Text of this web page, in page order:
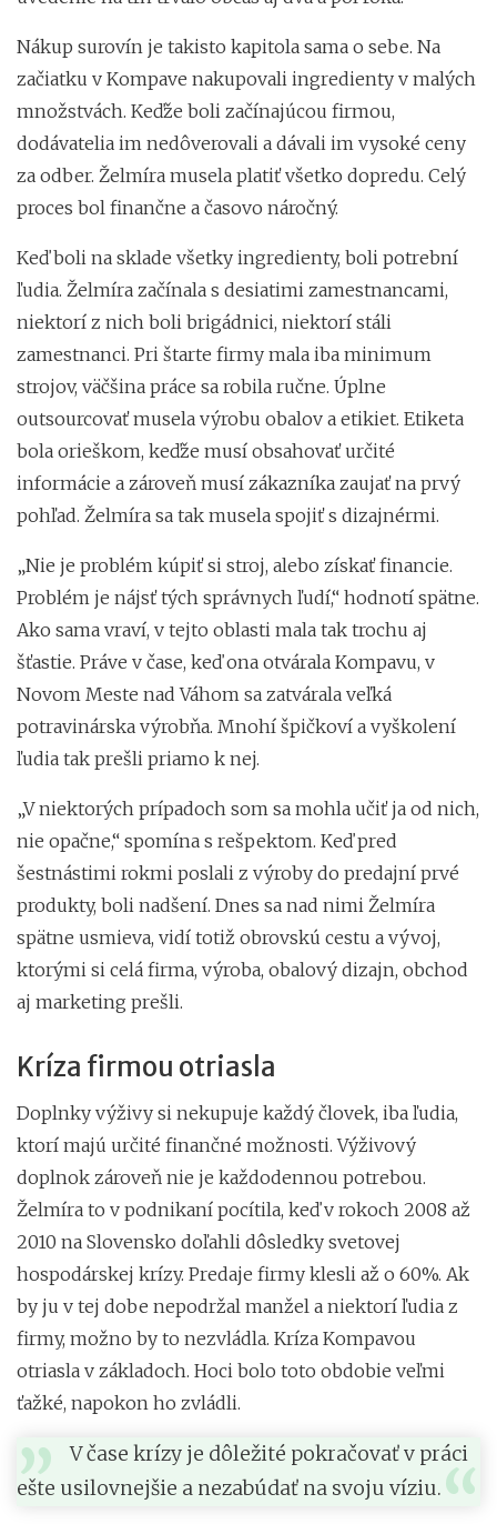
Nákup surovín je takisto kapitola sama o sebe. Na
začiatku v Kompave nakupovali ingredienty v malých
množstvách. Keďže boli začínajúcou firmou,
dodávatelia im nedôverovali a dávali im vysoké ceny
za odber. Želmíra musela platiť všetko dopredu. Celý
proces bol finančne a časovo náročný.
Keď boli na sklade všetky ingredienty, boli potrební
ľudia. Želmíra začínala s desiatimi zamestnancami,
niektorí z nich boli brigádnici, niektorí stáli
zamestnanci. Pri štarte firmy mala iba minimum
strojov, väčšina práce sa robila ručne. Úplne
outsourcovať musela výrobu obalov a etikiet. Etiketa
bola orieškom, keďže musí obsahovať určité
informácie a zároveň musí zákazníka zaujať na prvý
pohľad. Želmíra sa tak musela spojiť s dizajnérmi.
„Nie je problém kúpiť si stroj, alebo získať financie.
Problém je nájsť tých správnych ľudí,“ hodnotí spätne.
Ako sama vraví, v tejto oblasti mala tak trochu aj
šťastie. Práve v čase, keď ona otvárala Kompavu, v
Novom Meste nad Váhom sa zatvárala veľká
potravinárska výrobňa. Mnohí špičkoví a vyškolení
ľudia tak prešli priamo k nej.
„V niektorých prípadoch som sa mohla učiť ja od nich,
nie opačne,“ spomína s rešpektom. Keď pred
šestnástimi rokmi poslali z výroby do predajní prvé
produkty, boli nadšení. Dnes sa nad nimi Želmíra
spätne usmieva, vidí totiž obrovskú cestu a vývoj,
ktorými si celá firma, výroba, obalový dizajn, obchod
aj marketing prešli.
Kríza firmou otriasla
Doplnky výživy si nekupuje každý človek, iba ľudia,
ktorí majú určité finančné možnosti. Výživový
doplnok zároveň nie je každodennou potrebou.
Želmíra to v podnikaní pocítila, keď v rokoch 2008 až
2010 na Slovensko doľahli dôsledky svetovej
hospodárskej krízy. Predaje firmy klesli až o 60%. Ak
by ju v tej dobe nepodržal manžel a niektorí ľudia z
firmy, možno by to nezvládla. Kríza Kompavou
otriasla v základoch. Hoci bolo toto obdobie veľmi
ťažké, napokon ho zvládli.
V čase krízy je dôležité pokračovať v práci
ešte usilovnejšie a nezabúdať na svoju víziu.